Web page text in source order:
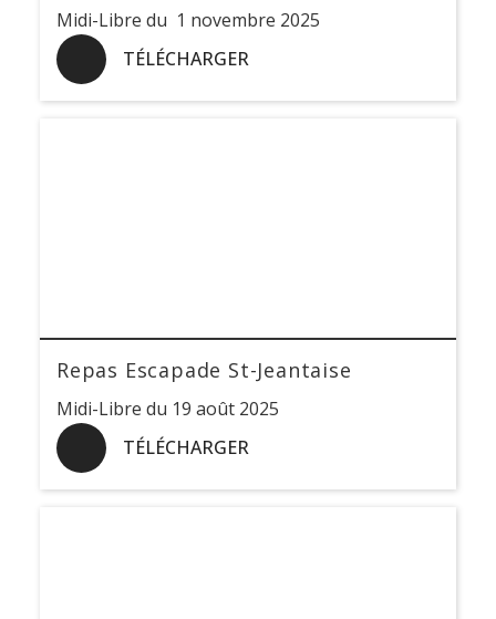
Midi-Libre du 1 novembre 2025
TÉLÉCHARGER
Repas Escapade St-Jeantaise
Midi-Libre du 19 août 2025
TÉLÉCHARGER